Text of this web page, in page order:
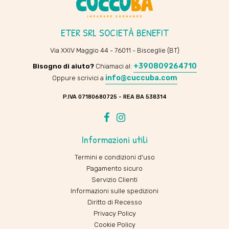
ETER SRL SOCIETÀ BENEFIT
Via XXIV Maggio 44 - 76011 - Bisceglie (BT)
Bisogno di aiuto? Chiamaci al: +390809264710
Oppure scrivici a info@cuccuba.com
P.IVA 07180680725 - REA BA 538314
Facebook
Informazioni utili
Termini e condizioni d'uso
Pagamento sicuro
Servizio Clienti
Informazioni sulle spedizioni
Diritto di Recesso
Privacy Policy
Cookie Policy